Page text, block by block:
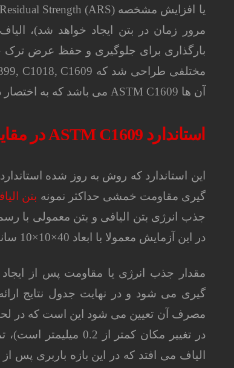
مرور زمان در بتن ایجاد خواهد شد)،
بارگذاری برای جلوگیری و حفظ عرض ترک
آن ها ASTM C1609 می باشد که به اختصار در ادامه توضیح داده می شود.
استاندارد ASTM C1609 در مقایسه عملکرد الیاف های مختلف در بتن
گیری مقاومت خمشی حداکثر نمونه بتن
جذب انرژی بتن الیافی و بتن معمولی با
در این آزمایش معمولا با ابعاد 40×10×10 سانتی متر یا 50×15×15 سانتی متر می باشد.
گیری می شود و در نهایت جدول نتایج
مصرف آن تعیین می شود این است که در
در تغییر مکان کمتر
الیاف می افتد که در این بازه باربری